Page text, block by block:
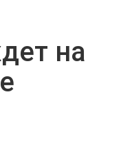
на